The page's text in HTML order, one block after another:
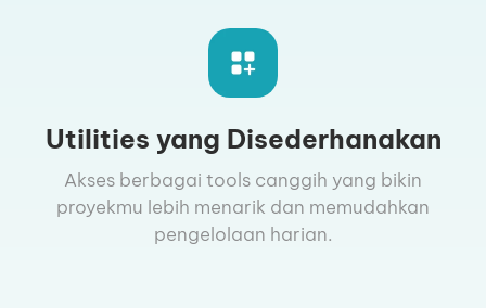
Utilities yang Disederhanakan
Akses berbagai tools canggih yang bikin
proyekmu lebih menarik dan memudahkan
pengelolaan harian.